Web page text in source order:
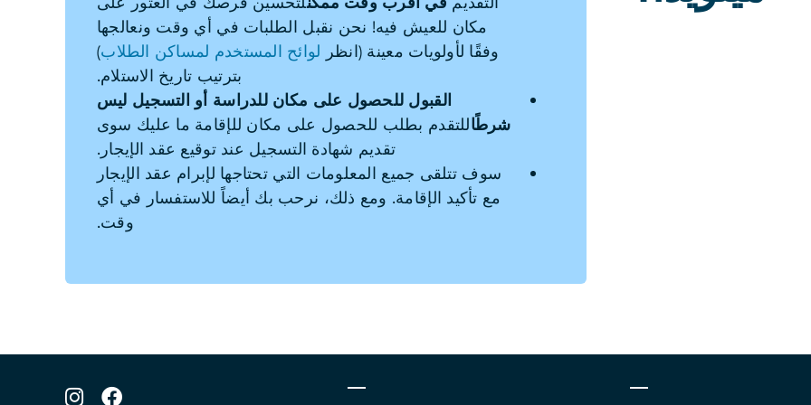
مكان للعيش فيه! نحن نقبل الطلبات في أي وقت ونعالجها
وفقًا لأولويات معينة (انظر لوائح المستخدم لمساكن الطلاب)
بترتيب تاريخ الاستلام.
القبول للحصول على مكان للدراسة أو التسجيل ليس
شرطًاللتقدم بطلب للحصول على مكان للإقامة ما عليك سوى
تقديم شهادة التسجيل عند توقيع عقد الإيجار.
سوف تتلقى جميع المعلومات التي تحتاجها لإبرام عقد الإيجار
مع تأكيد الإقامة. ومع ذلك، نرحب بك أيضاً للاستفسار في أي
وقت.